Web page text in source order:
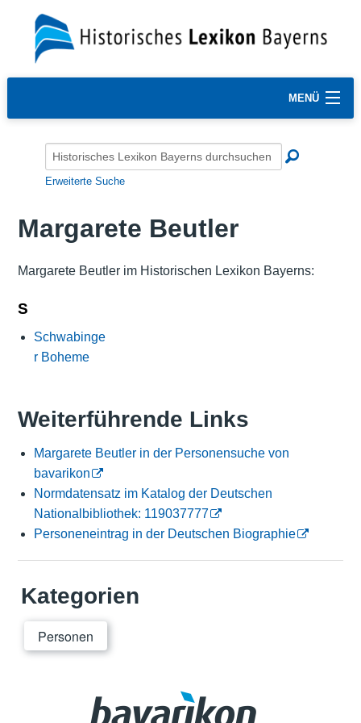
MENÜ
Erweiterte Suche
Margarete Beutler
Margarete Beutler im Historischen Lexikon Bayerns:
S
Schwabinge
r Boheme
Weiterführende Links
Margarete Beutler in der Personensuche von
bavarikon
Normdatensatz im Katalog der Deutschen
Nationalbibliothek: 119037777
Personeneintrag in der Deutschen Biographie
Kategorien
Personen